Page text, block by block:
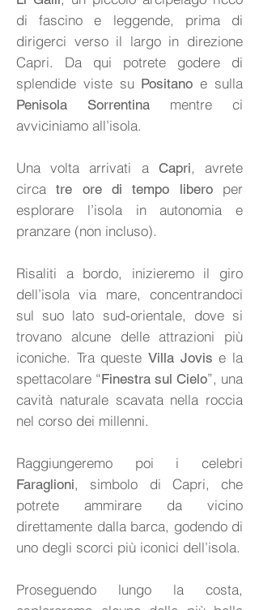
di fascino e leggende, prima di
dirigerci verso il largo in direzione
Capri. Da qui potrete godere di
splendide viste su Positanoe sulla
Penisola Sorrentina mentre ci
avviciniamo all’isola.
Una volta arrivati a Capri, avrete
circatre ore di tempo liberoper
esplorare l’isola in autonomia e
pranzare (non incluso).
Risaliti a bordo, inizieremo il giro
dell’isola via mare, concentrandoci
sul suo lato sud-orientale, dove si
trovano alcune delle attrazioni più
iconiche. Tra queste Villa Jovis e la
spettacolare “Finestra sul Cielo”, una
cavità naturale scavata nella roccia
nel corso dei millenni.
Raggiungeremo poi i celebri
Faraglioni, simbolo di Capri, che
potrete ammirare da vicino
direttamente dalla barca, godendo di
uno degli scorci più iconici dell’isola.
Proseguendo lungo la costa,